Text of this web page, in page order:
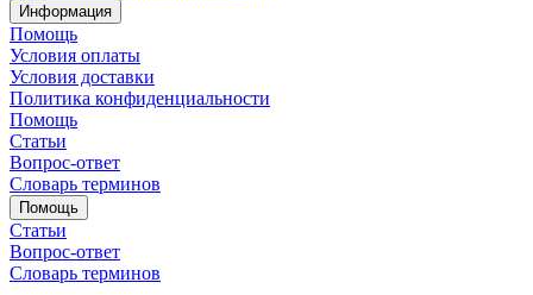
Информация
Помощь
Условия оплаты
Условия доставки
Политика конфиденциальности
Помощь
Статьи
Вопрос-ответ
Словарь терминов
Помощь
Статьи
Вопрос-ответ
Словарь терминов